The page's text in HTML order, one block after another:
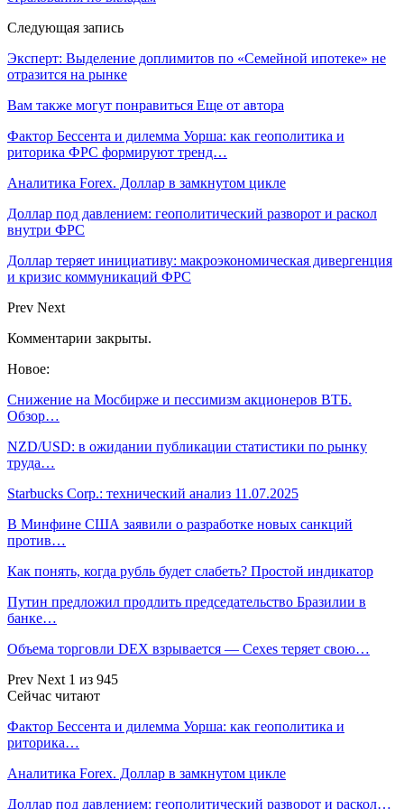
Следующая запись
Эксперт: Выделение доплимитов по «Семейной ипотеке» не
отразится на рынке
Вам также могут понравиться Еще от автора
Фактор Бессента и дилемма Уорша: как геополитика и
риторика ФРС формируют тренд…
Аналитика Forex. Доллар в замкнутом цикле
Доллар под давлением: геополитический разворот и раскол
внутри ФРС
Доллар теряет инициативу: макроэкономическая дивергенция
и кризис коммуникаций ФРС
Prev Next
Комментарии закрыты.
Новое:
Снижение на Мосбирже и пессимизм акционеров ВТБ.
Обзор…
NZD/USD: в ожидании публикации статистики по рынку
труда…
Starbucks Corp.: технический анализ 11.07.2025
В Минфине США заявили о разработке новых санкций
против…
Как понять, когда рубль будет слабеть? Простой индикатор
Путин предложил продлить председательство Бразилии в
банке…
Объема торговли DEX взрывается — Cexes теряет свою…
Prev Next 1 из 945
Сейчас читают
Фактор Бессента и дилемма Уорша: как геополитика и
риторика…
Аналитика Forex. Доллар в замкнутом цикле
Доллар под давлением: геополитический разворот и раскол…